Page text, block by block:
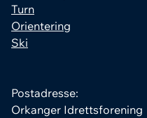
Turn
Orientering
Ski
Postadresse:
Orkanger Idrettsforening